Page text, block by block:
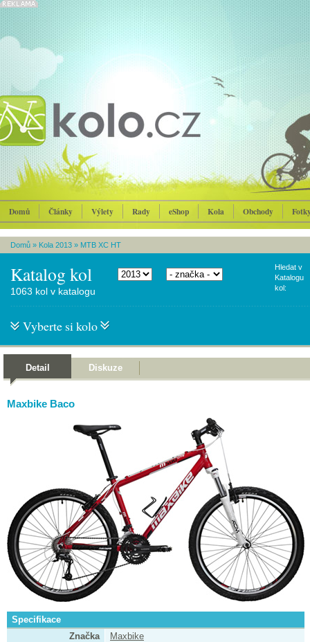
Domů Články Výlety Rady eShop Kola Obchody
Domů » Kola 2013 » MTB XC HT
Katalog kol
Hledat v
Katalogu
kol:
1063 kol v katalogu
Vyberte si kolo
Detail Diskuze
Maxbike Baco
Specifikace
Značka
Maxbike